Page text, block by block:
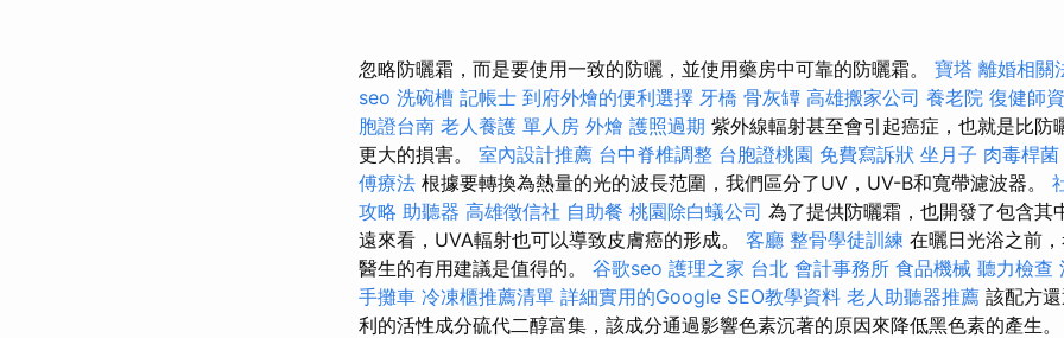
忽略防曬霜，而是要使用一致的防曬，並使用藥房中可靠的防曬霜。 寶塔 離婚相關
seo 洗碗槽 記帳士 到府外燴的便利選擇 牙橋 骨灰罈 高雄搬家公司 養老院 復健師
胞證台南 老人養護 單人房 外燴 護照過期 紫外線輻射甚至會引起癌症，也就是比防
更大的損害。 室內設計推薦 台中脊椎調整 台胞證桃園 免費寫訴狀 坐月子 肉毒桿菌
傅療法 根據要轉換為熱量的光的波長范圍，我們區分了UV，UV-B和寬帶濾波器。
攻略 助聽器 高雄徵信社 自助餐 桃園除白蟻公司 為了提供防曬霜，也開發了包含其
遠來看，UVA輻射也可以導致皮膚癌的形成。 客廳 整骨學徒訓練 在曬日光浴之前
醫生的有用建議是值得的。 谷歌seo 護理之家 台北 會計事務所 食品機械 聽力檢查
手攤車 冷凍櫃推薦清單 詳細實用的Google SEO教學資料 老人助聽器推薦 該配方
利的活性成分硫代二醇富集，該成分通過影響色素沉著的原因來降低黑色素的產生。